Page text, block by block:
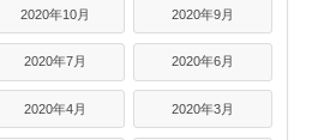
2020年10月 2020年9月
2020年7月 2020年6月
2020年4月 2020年3月